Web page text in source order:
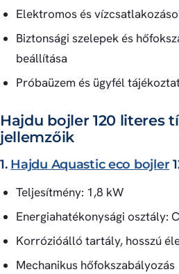
Elektromos és
Biztonsági szelepek és
beállítása
Próbaüzem és ügyfél
Hajdu bojler 120 literes
jellemzőik
1. Hajdu Aquastic eco bojler
Teljesítmény: 1,8 kW
Energiahatékonysági osztály: C
Korrózióálló tartály, hosszú
Mechanikus hőfokszabályozás